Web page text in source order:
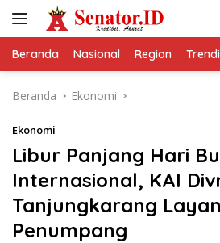
Beranda Nasional Region
Beranda Ekonomi
Ekonomi
Libur Panjang Hari
Internasional, KAI
Tanjungkarang Layani
Penumpang